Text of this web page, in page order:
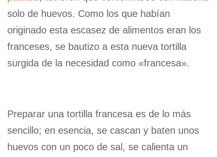
solo de huevos. Como los que habían
originado esta escasez de alimentos eran los
franceses, se bautizo a esta nueva tortilla
surgida de la necesidad como «francesa».
Preparar una tortilla francesa es de lo más
sencillo; en esencia, se cascan y baten unos
huevos con un poco de sal, se calienta un